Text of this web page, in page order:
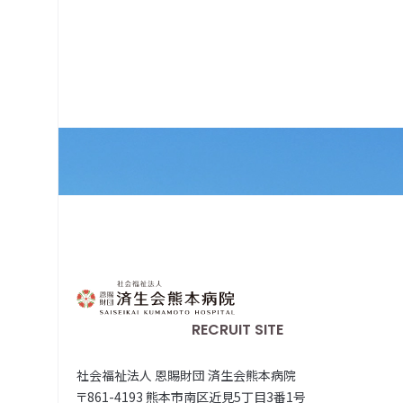
RECRUIT SITE
社会福祉法人 恩賜財団 済生会熊本病院
〒861-4193 熊本市南区近見5丁目3番1号